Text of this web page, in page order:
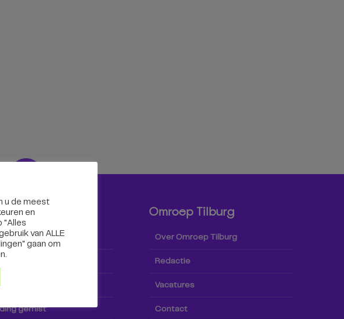
TV
gemist
Omroep Tilburg
Over Omroep Tilburg
Redactie
Vacatures
Contact
u de meest
en
"Alles
van ALLE
gaan om